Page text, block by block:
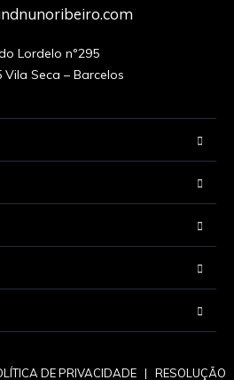
Lordelo nº295
DE PRIVACIDADE | RESOLUÇÃO